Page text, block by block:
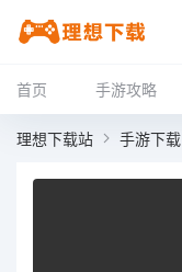
首页 手游攻略
理想下载站 手游下载